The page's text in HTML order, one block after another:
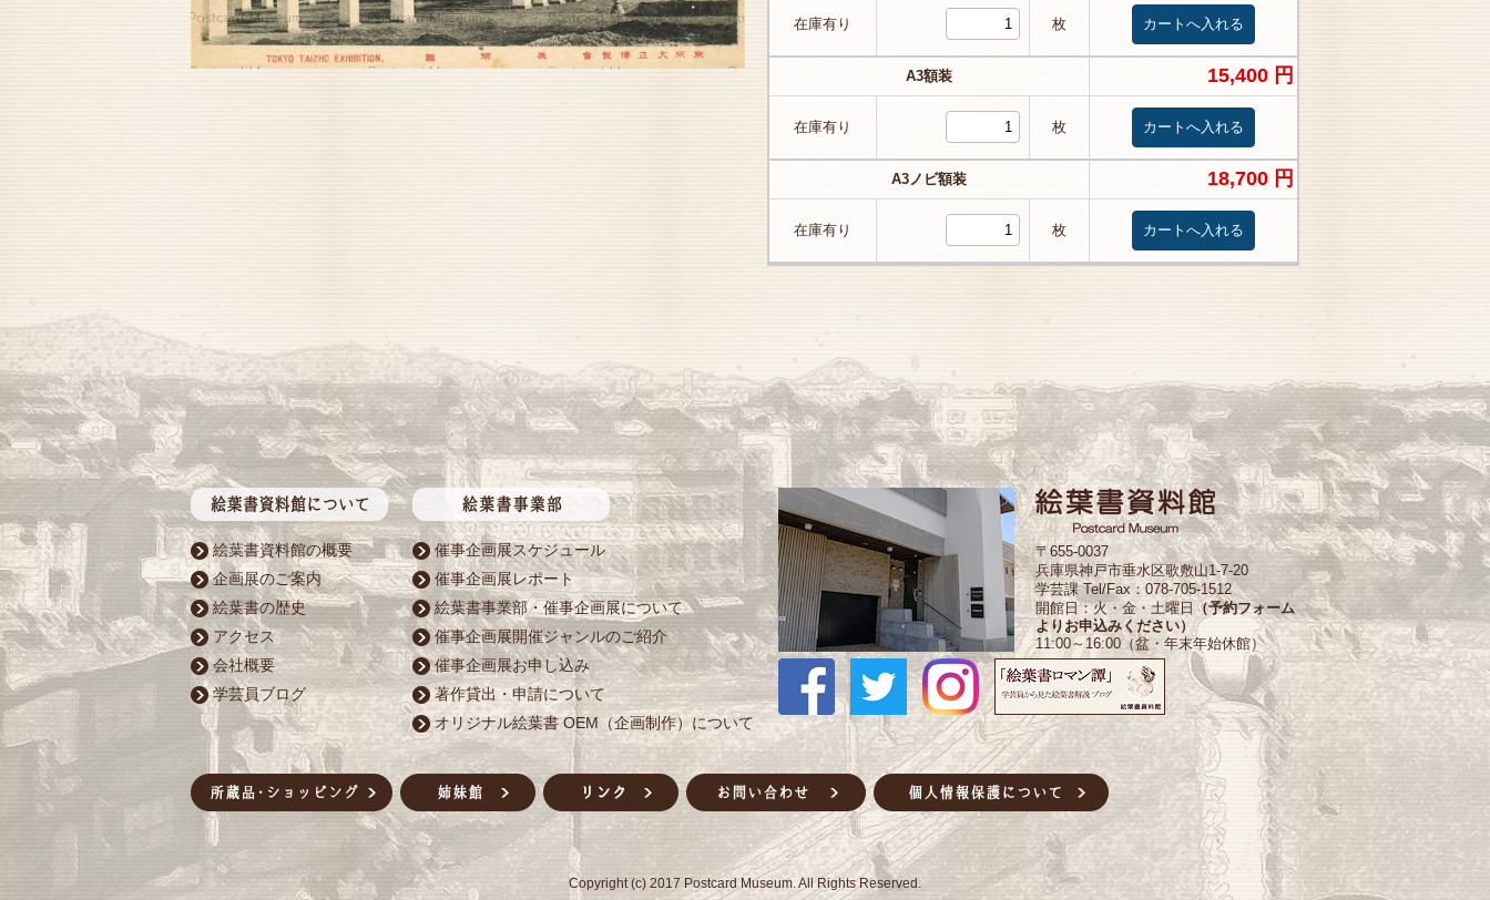
在庫有り 枚
A3額装 15,400 円
在庫有り 枚
A3ノビ額装 18,700 円
在庫有り 枚
絵葉書資料館の概要
企画展のご案内
絵葉書の歴史
アクセス
会社概要
学芸員ブログ
催事企画展スケジュール
催事企画展レポート
絵葉書事業部・催事企画展について
催事企画展開催ジャンルのご紹介
催事企画展お申し込み
著作貸出・申請について
オリジナル絵葉書 OEM（企画制作）について
〒655-0037
兵庫県神戸市垂水区歌敷山1-7-20
学芸課 Tel/Fax：078-705-1512
開館日：火・金・土曜日 （予約フォーム
よりお申込みください）
11:00～16:00（盆・年末年始休館）
Copyright (c) 2017 Postcard Museum. All Rights Reserved.